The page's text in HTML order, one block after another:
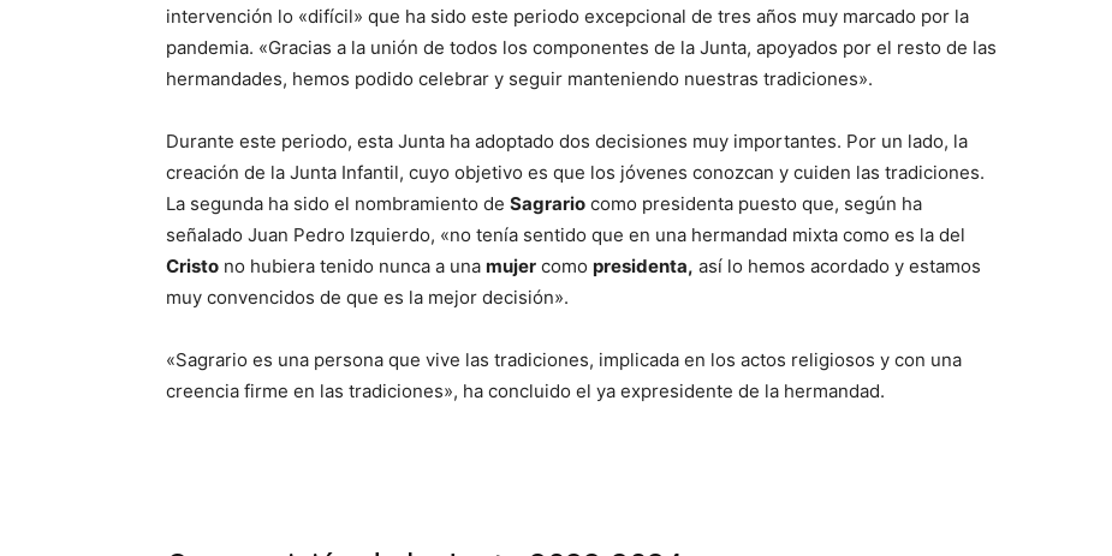
intervención lo «difícil» que ha sido este periodo excepcional de tres años muy marcado por la
pandemia. «Gracias a la unión de todos los componentes de la Junta, apoyados por el resto de las
hermandades, hemos podido celebrar y seguir manteniendo nuestras tradiciones».
Durante este periodo, esta Junta ha adoptado dos decisiones muy importantes. Por un lado, la
creación de la Junta Infantil, cuyo objetivo es que los jóvenes conozcan y cuiden las tradiciones.
La segunda ha sido el nombramiento de Sagrario como presidenta puesto que, según ha
señalado Juan Pedro Izquierdo, «no tenía sentido que en una hermandad mixta como es la del
Cristo no hubiera tenido nunca a una mujer como presidenta, así lo hemos acordado y estamos
muy convencidos de que es la mejor decisión».
«Sagrario es una persona que vive las tradiciones, implicada en los actos religiosos y con una
creencia firme en las tradiciones», ha concluido el ya expresidente de la hermandad.